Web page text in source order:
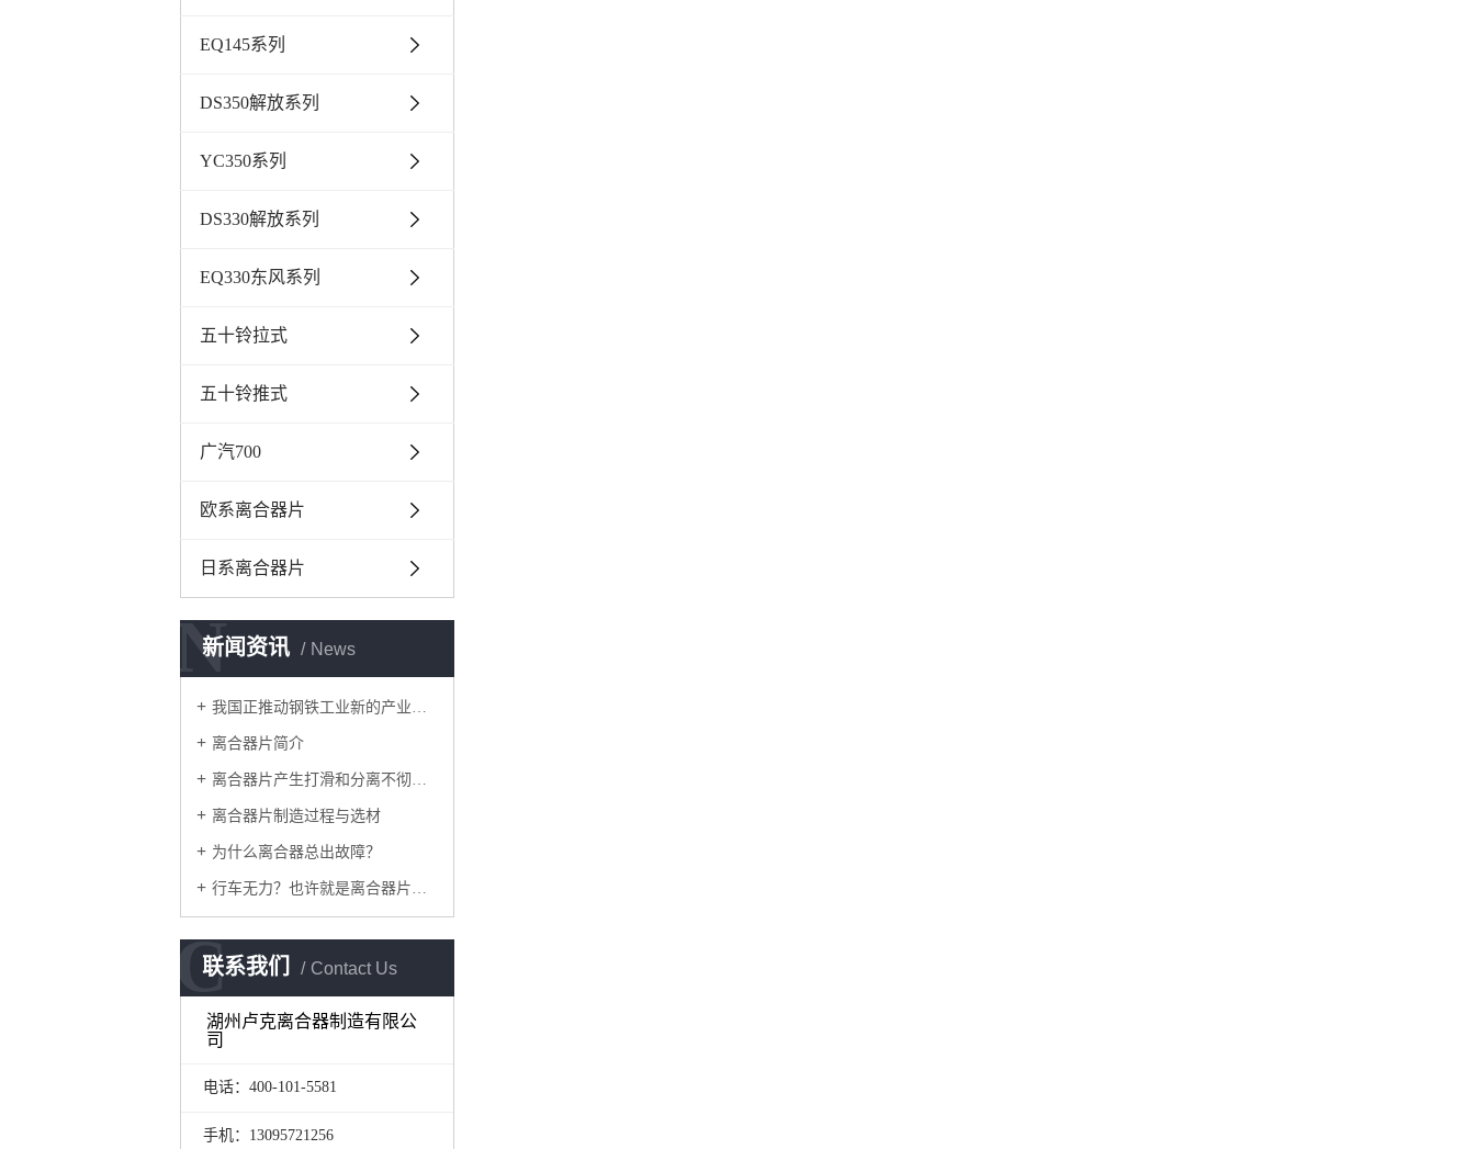
EQ145系列
DS350解放系列
YC350系列
DS330解放系列
EQ330东风系列
五十铃拉式
五十铃推式
广汽700
欧系离合器片
日系离合器片
新闻资讯 News
N
我国正推动钢铁工业新的产业革命
离合器片简介
离合器片产生打滑和分离不彻底的原因
离合器片制造过程与选材
为什么离合器总出故障？
行车无力？也许就是离合器片出了问题。
联系我们 Contact Us
C
湖州卢克离合器制造有限公
司
电话：400-101-5581
手机：13095721256